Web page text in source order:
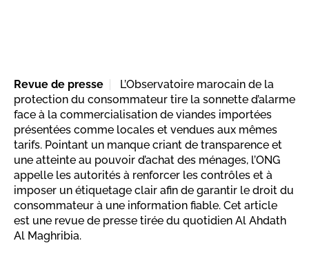
Revue de presse
L’Observatoire marocain de la
protection du consommateur tire la sonnette d’alarme
face à la commercialisation de viandes importées
présentées comme locales et vendues aux mêmes
tarifs. Pointant un manque criant de transparence et
une atteinte au pouvoir d’achat des ménages, l’ONG
appelle les autorités à renforcer les contrôles et à
imposer un étiquetage clair afin de garantir le droit du
consommateur à une information fiable. Cet article
est une revue de presse tirée du quotidien Al Ahdath
Al Maghribia.